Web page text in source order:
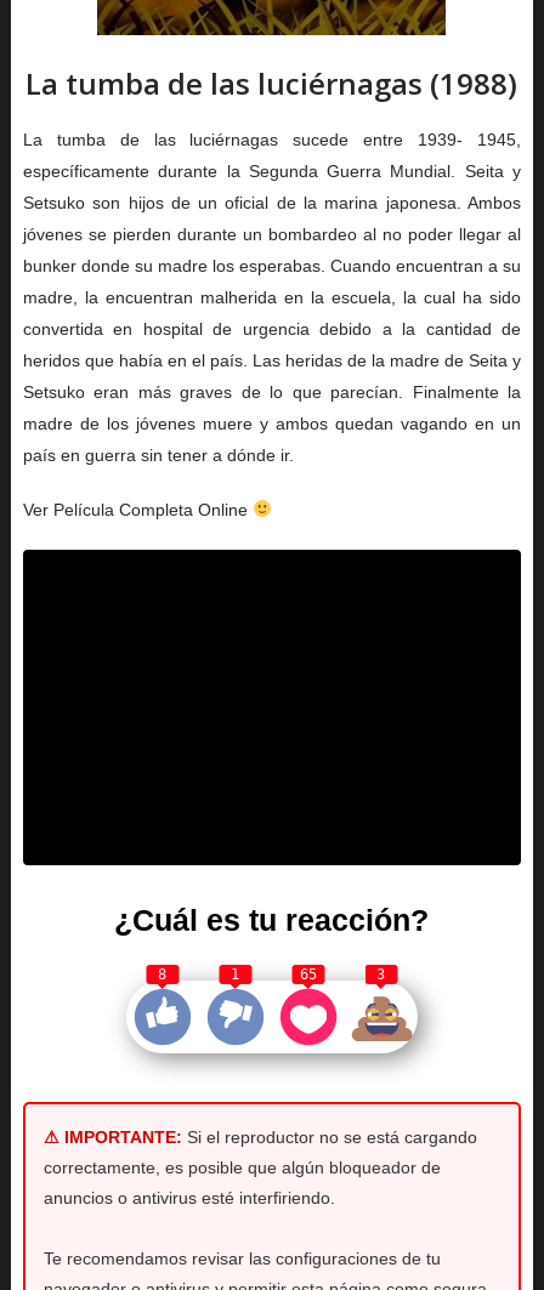
La tumba de las luciérnagas (1988)
La tumba de las luciérnagas sucede entre 1939- 1945,
específicamente durante la Segunda Guerra Mundial. Seita y
Setsuko son hijos de un oficial de la marina japonesa. Ambos
jóvenes se pierden durante un bombardeo al no poder llegar al
bunker donde su madre los esperabas. Cuando encuentran a su
madre, la encuentran malherida en la escuela, la cual ha sido
convertida en hospital de urgencia debido a la cantidad de
heridos que había en el país. Las heridas de la madre de Seita y
Setsuko eran más graves de lo que parecían. Finalmente la
madre de los jóvenes muere y ambos quedan vagando en un
país en guerra sin tener a dónde ir.
Ver Película Completa Online
¿Cuál es tu reacción?
8 1 65 3
⚠ IMPORTANTE: Si el reproductor no se está cargando
correctamente, es posible que algún bloqueador de
anuncios o antivirus esté interfiriendo.
Te recomendamos revisar las configuraciones de tu